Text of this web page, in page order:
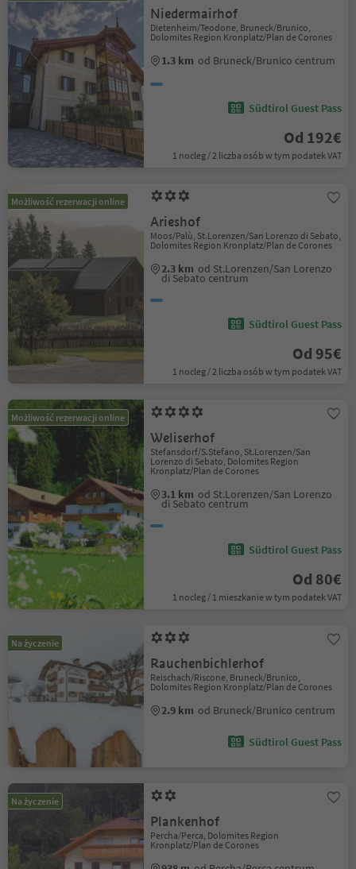
Niedermairhof
Dietenheim/Teodone, Bruneck/Brunico,
Dolomites Region Kronplatz/Plan de Corones
1.3 km od Bruneck/Brunico centrum
Südtirol Guest Pass
Od 192€
1 nocleg / 2 liczba osób w tym podatek VAT
Możliwość rezerwacji online
Arieshof
Moos/Palù, St.Lorenzen/San Lorenzo di Sebato,
Dolomites Region Kronplatz/Plan de Corones
2.3 km od St.Lorenzen/San Lorenzo
di Sebato centrum
Südtirol Guest Pass
Od 95€
1 nocleg / 2 liczba osób w tym podatek VAT
Możliwość rezerwacji online
Weliserhof
Stefansdorf/S.Stefano, St.Lorenzen/San
Lorenzo di Sebato, Dolomites Region
Kronplatz/Plan de Corones
3.1 km od St.Lorenzen/San Lorenzo
di Sebato centrum
Südtirol Guest Pass
Od 80€
1 nocleg / 1 mieszkanie w tym podatek VAT
Na życzenie
Rauchenbichlerhof
Reischach/Riscone, Bruneck/Brunico,
Dolomites Region Kronplatz/Plan de Corones
2.9 km od Bruneck/Brunico centrum
Südtirol Guest Pass
Na życzenie
Plankenhof
Percha/Perca, Dolomites Region
Kronplatz/Plan de Corones